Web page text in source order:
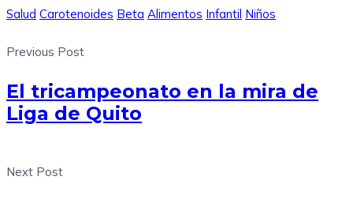
Salud Carotenoides Beta Alimentos Infantil Niños
Previous Post
El tricampeonato en la mira de
Liga de Quito
Next Post